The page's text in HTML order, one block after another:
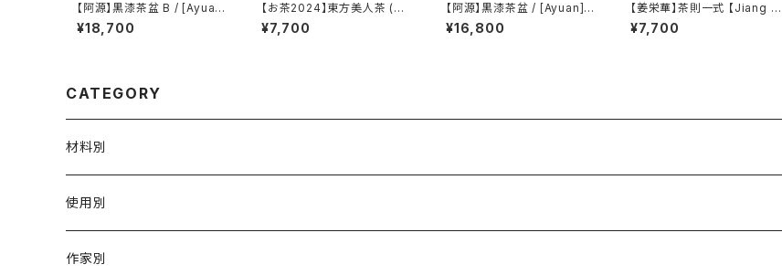
【阿源】黒漆茶盆 B / [Ayuan]
Black Lacquer Tea Tray
B
¥18,700
【お茶2024】東方美人茶 (台
湾)
¥7,700
【阿源】黒漆茶盆 / [Ayuan] B
lack Lacquer Tea Tray
¥16,800
【姜栄華】茶則一式 【Jiang R
onghua】A complete tea t
ray set
¥7,700
CATEGORY
材料別
陶磁器
ガラス
使用別
茶壺 急须 土瓶
作家別